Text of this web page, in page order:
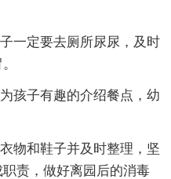
一定要去厕所尿尿，及时
孩子有趣的介绍餐点，幼
物和鞋子并及时整理，坚
责，做好离园后的消毒